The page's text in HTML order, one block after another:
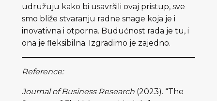
udružuju kako bi usavršili ovaj pristup, sve
smo bliže stvaranju radne snage koja je i
inovativna i otporna. Budućnost rada je tu, i
ona je fleksibilna. Izgradimo je zajedno.
Reference:
Journal of Business Research (2023). “The